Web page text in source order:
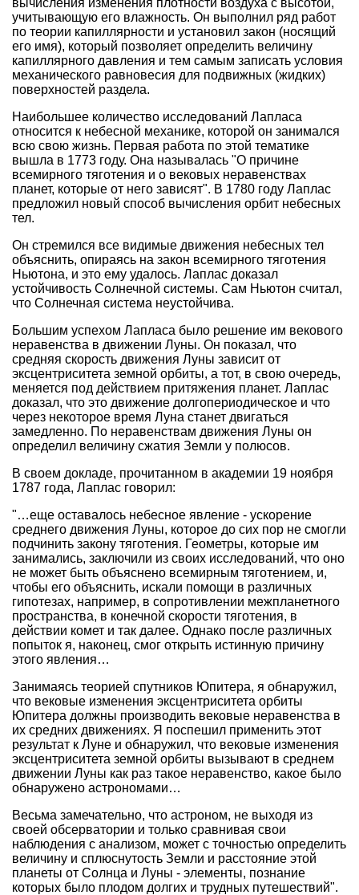
вычисления изменения плотности воздуха с высотой,
учитывающую его влажность. Он выполнил ряд работ
по теории капиллярности и установил закон (носящий
его имя), который позволяет определить величину
капиллярного давления и тем самым записать условия
механического равновесия для подвижных (жидких)
поверхностей раздела.
Наибольшее количество исследований Лапласа
относится к небесной механике, которой он занимался
всю свою жизнь. Первая работа по этой тематике
вышла в 1773 году. Она называлась "О причине
всемирного тяготения и о вековых неравенствах
планет, которые от него зависят". В 1780 году Лаплас
предложил новый способ вычисления орбит небесных
тел.
Он стремился все видимые движения небесных тел
объяснить, опираясь на закон всемирного тяготения
Ньютона, и это ему удалось. Лаплас доказал
устойчивость Солнечной системы. Сам Ньютон считал,
что Солнечная система неустойчива.
Большим успехом Лапласа было решение им векового
неравенства в движении Луны. Он показал, что
средняя скорость движения Луны зависит от
эксцентриситета земной орбиты, а тот, в свою очередь,
меняется под действием притяжения планет. Лаплас
доказал, что это движение долгопериодическое и что
через некоторое время Луна станет двигаться
замедленно. По неравенствам движения Луны он
определил величину сжатия Земли у полюсов.
В своем докладе, прочитанном в академии 19 ноября
1787 года, Лаплас говорил:
"…еще оставалось небесное явление - ускорение
среднего движения Луны, которое до сих пор не смогли
подчинить закону тяготения. Геометры, которые им
занимались, заключили из своих исследований, что оно
не может быть объяснено всемирным тяготением, и,
чтобы его объяснить, искали помощи в различных
гипотезах, например, в сопротивлении межпланетного
пространства, в конечной скорости тяготения, в
действии комет и так далее. Однако после различных
попыток я, наконец, смог открыть истинную причину
этого явления…
Занимаясь теорией спутников Юпитера, я обнаружил,
что вековые изменения эксцентриситета орбиты
Юпитера должны производить вековые неравенства в
их средних движениях. Я поспешил применить этот
результат к Луне и обнаружил, что вековые изменения
эксцентриситета земной орбиты вызывают в среднем
движении Луны как раз такое неравенство, какое было
обнаружено астрономами…
Весьма замечательно, что астроном, не выходя из
своей обсерватории и только сравнивая свои
наблюдения с анализом, может с точностью определить
величину и сплюснутость Земли и расстояние этой
планеты от Солнца и Луны - элементы, познание
которых было плодом долгих и трудных путешествий".